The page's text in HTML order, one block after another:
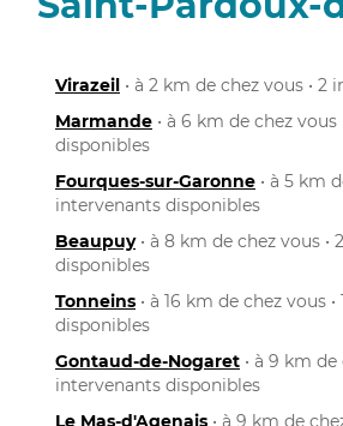
Virazeil • à 2 km de chez vous •
Marmande • à 6 km de chez
disponibles
Fourques-sur-Garonne • à 5 km
intervenants disponibles
Beaupuy• à 8 km de chez vous •
disponibles
Tonneins • à 16 km de chez vous
disponibles
Gontaud-de-Nogaret • à 9 km de
intervenants disponibles
Le Mas-d'Agenais • à 9 km de